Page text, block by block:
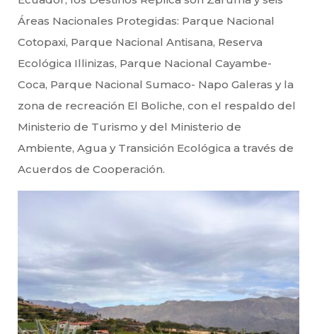
Áreas Nacionales Protegidas: Parque Nacional
Cotopaxi, Parque Nacional Antisana, Reserva
Ecológica Illinizas, Parque Nacional Cayambe-
Coca, Parque Nacional Sumaco- Napo Galeras y la
zona de recreación El Boliche, con el respaldo del
Ministerio de Turismo y del Ministerio de
Ambiente, Agua y Transición Ecológica a través de
Acuerdos de Cooperación.